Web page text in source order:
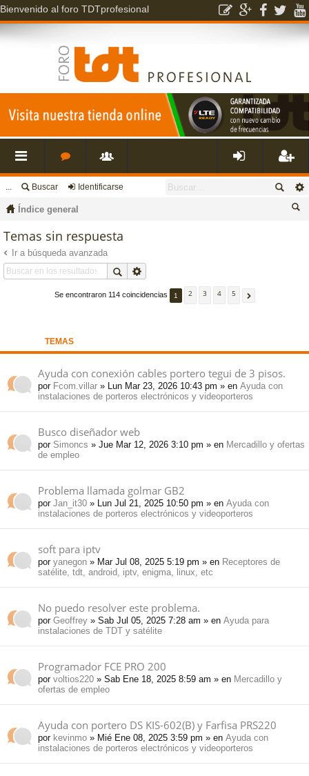
Bienvenido al foro TDTprofesional
nl
es
s
o
s
s
a
ri
eg
... Buscar Identificarse
Índice general
Temas sin respuesta
Ir a búsqueda avanzada
Se encontraron 114 coincidencias 1 2 3 4 5
TEMAS
Ayuda con conexión cables portero tegui de 3 pisos.
por Fcom.villar » Lun Mar 23, 2026 10:43 pm » en Ayuda con
instalaciones de porteros electrónicos y videoporteros
Busco diseñador web
por Simoncs » Jue Mar 12, 2026 3:10 pm » en Mercadillo y ofertas
de empleo
Problema llamada golmar GB2
por Jan_it30 » Lun Jul 21, 2025 10:50 pm » en Ayuda con
instalaciones de porteros electrónicos y videoporteros
soft para iptv
por yanegon » Mar Jul 08, 2025 5:19 pm » en Receptores de
satélite, tdt, android, iptv, enigma, linux, etc
No puedo resolver este problema.
por Geoffrey » Sab Jul 05, 2025 7:28 am » en Ayuda para
instalaciones de TDT y satélite
Programador FCE PRO 200
por voltios220 » Sab Ene 18, 2025 8:59 am » en Mercadillo y
ofertas de empleo
Ayuda con portero DS KIS-602(B) y Farfisa PRS220
por kevinmo » Mié Ene 08, 2025 3:59 pm » en Ayuda con
instalaciones de porteros electrónicos y videoporteros